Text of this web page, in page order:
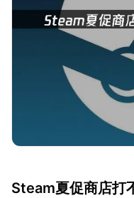
Steam夏促商店打